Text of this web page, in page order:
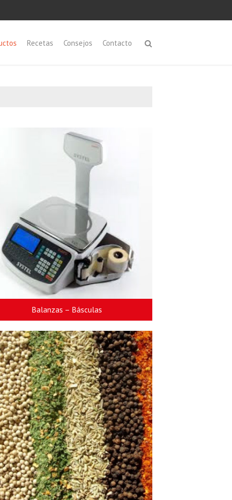
Recetas Consejos Contacto
Balanzas – Básculas